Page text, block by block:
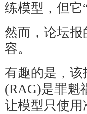
练模型，但它
然而，论坛报
容。
有趣的是，该
(RAG)是罪魁
让模型只使用